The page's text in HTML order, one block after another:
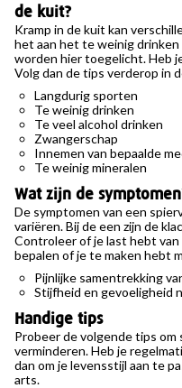
de kuit?
Kramp in de kuit kan
het aan het te weinig
worden hier toegelicht. Heb
Volg dan de tips verderop in
Langdurig sporten
Te weinig drinken
Te veel alcohol drinken
Zwangerschap
Innemen van bepaalde
Te weinig mineralen
Wat zijn de
De symptomen van een
variëren. Bij de een zijn de
Controleer of je last hebt
bepalen of je te maken hebt
Pijnlijke samentrekking
Stijfheid en gevoeligheid
Handige tips
Probeer de volgende tips
verminderen. Heb je
dan om je levensstijl aan te
arts.